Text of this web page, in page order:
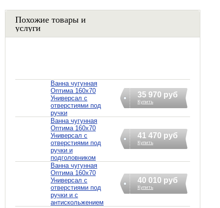
Похожие товары и
услуги
Ванна чугунная
Оптима 160х70
Универсал с
отверстиями под
ручки
35 970 руб
Купить
Ванна чугунная
Оптима 160х70
Универсал с
отверстиями под
ручки и
подголовником
41 470 руб
Купить
Ванна чугунная
Оптима 160х70
Универсал с
отверстиями под
ручки и с
антискольжением
40 010 руб
Купить